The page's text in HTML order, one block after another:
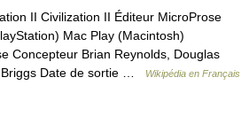
II Civilization II Éditeur MicroProse
Mac Play (Macintosh)
Concepteur Brian Reynolds, Douglas
Briggs Date de sortie …
Wikipédia en Français